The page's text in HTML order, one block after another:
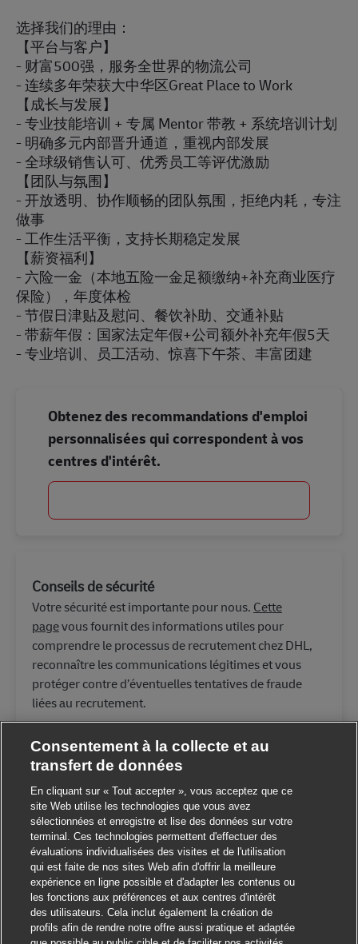
选择我们的理由：
【平台与客户】
- 财富500强，服务全世界的物流公司
- 连续多年荣获大中华区Great Place to Work
【成长与发展】
- 专业技能培训 + 专属 Mentor 带教 + 系统培训计划
- 明确多元内部晋升通道，重视内部发展
- 全球级销售认可、优秀员工等评优激励
【团队与氛围】
- 开放透明、协作顺畅的团队氛围，拒绝内耗，专注
做事
- 工作生活平衡，支持长期稳定发展
【薪资福利】
- 六险一金（本地五险一金足额缴纳+补充商业医疗
保险），年度体检
- 节假日津贴及慰问、餐饮补助、交通补贴
- 带薪年假：国家法定年假+公司额外补充年假5天
- 专业培训、员工活动、惊喜下午茶、丰富团建
Obtenez des recommandations d'emploi
personnalisées qui correspondent à vos
centres d'intérêt.
Conseils de sécurité
Votre sécurité est importante pour nous. Cette
pagevous fournit des informations utiles pour
comprendre le processus de recrutement chez DHL,
reconnaître les communications légitimes et vous
protéger contre d’éventuelles tentatives de fraude
liées au recrutement.
Consentement à la collecte et au
transfert de données
En cliquant sur « Tout accepter », vous acceptez que ce
site Web utilise les technologies que vous avez
sélectionnées et enregistre et lise des données sur votre
terminal. Ces technologies permettent d'effectuer des
évaluations individualisées des visites et de l'utilisation
qui est faite de nos sites Web afin d'offrir la meilleure
expérience en ligne possible et d'adapter les contenus ou
les fonctions aux préférences et aux centres d'intérêt
des utilisateurs. Cela inclut également la création de
profils afin de rendre notre offre aussi pratique et adaptée
Salut ! Ce poste vous intéresse ?